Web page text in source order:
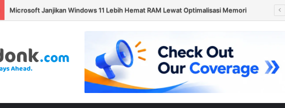
Seagate Targetkan Hard Disk HAMR 50 TB Mulai Validasi Pelanggan pada 2027